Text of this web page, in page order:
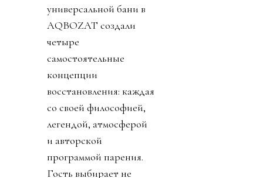
универсальной бани в
AQBOZAT создали
четыре
самостоятельные
концепции
восстановления: каждая
со своей философией,
легендой, атмосферой
и авторской
программой парения.
Гость выбирает не